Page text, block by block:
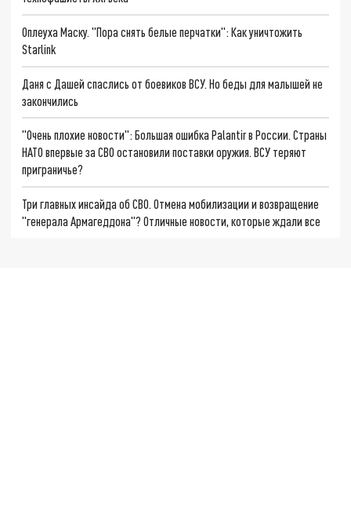
Оплеуха Маску. "Пора снять белые перчатки": Как уничтожить
Starlink
Даня с Дашей спаслись от боевиков ВСУ. Но беды для малышей не
закончились
"Очень плохие новости": Большая ошибка Palantir в России. Страны
НАТО впервые за СВО остановили поставки оружия. ВСУ теряют
приграничье?
Три главных инсайда об СВО. Отмена мобилизации и возвращение
"генерала Армагеддона"? Отличные новости, которые ждали все